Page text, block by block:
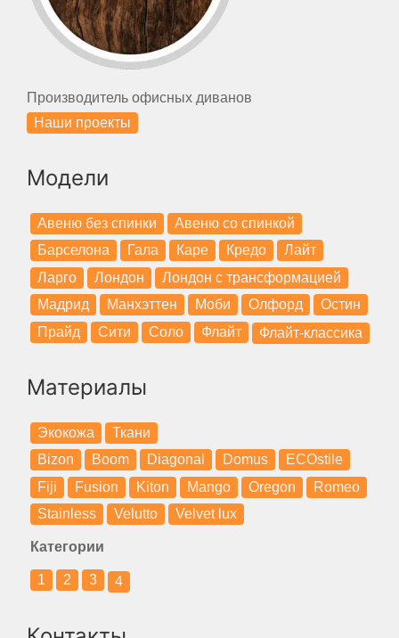
Производитель офисных диванов
Наши проекты
Модели
Авеню без спинки
Авеню со спинкой
Барселона
Гала Каре Кредо
Лайт
Ларго
Лондон
Лондон с трансформацией
Мадрид
Манхэттен Моби Олфорд
Остин
Прайд
Сити Соло Флайт Флайт-классика
Материалы
Экокожа
Ткани
Bizon
Boom Diagonal Domus
ECOstile
Fiji
Fusion Kiton Mango Oregon
Romeo
Stainless
Velutto Velvet lux
Категории
1 2 3 4